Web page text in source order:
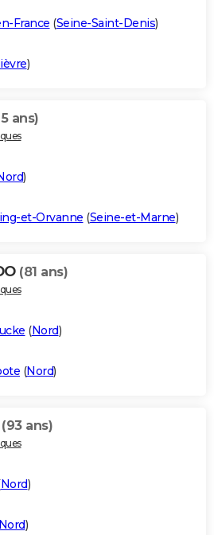
France (Seine-Saint-Denis)
)
ans)
)
et-Orvanne (Seine-et-Marne)
(81 ans)
(Nord)
(Nord)
(93 ans)
Nord)
)